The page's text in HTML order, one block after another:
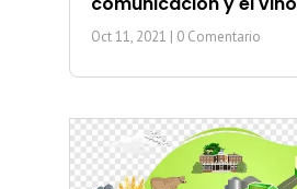
Oct 11, 2021 | 0 Comentario